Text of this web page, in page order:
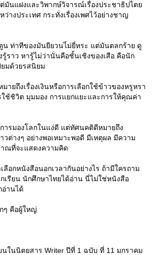
มันแฝงและวิพากษ์วิจารณ์เรื่องประชาธิปไต
ว่างประเทศ กระทั่งเรื่องเพศไว้อย่างชาญ
น ท่าทีของมันยียวนไ่ม่ยี่หระ แต่มันตลกร้าย ดู
รู้ราว หารู้ไม่ว่านั่นคือชั้นเชิงของเสือ คือนัก
มด้วยรสนิยม
ายถึงเรื่องเงินหรือการเลือกใช้ข้าวของหรูหรา
ช้ชิวิต มุมมอง การแยกแยะและการให้คุณค่า
รมองโลกในแง่ดี แต่ทัศนคติดีหมายถึง
วต่างๆ อย่างพอเหมาะพอดี มีเหตุผล มีความ
ณที่จะแสดงความคิด
ลือกหนังสือนอกเวลากันอย่างไร ถ้ามีใครถาม
เรียน นักศึกษาไทยได้อ่าน นี่ไม่ใช่หนังสือ
อ่านได้
คือผู้ใหญ่
ในนิตยสาร Writer ปีที่ 1 ฉบับ ที่ 11 มกราคม